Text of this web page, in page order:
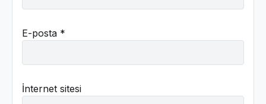
E-posta *
İnternet sitesi